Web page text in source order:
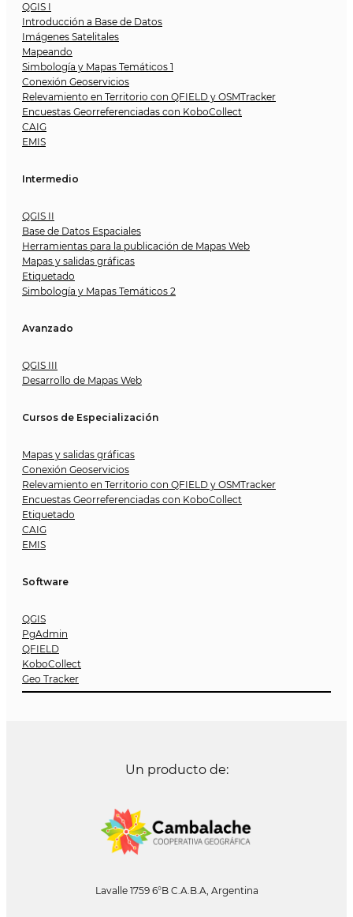
QGIS I
Introducción a Base de Datos
Imágenes Satelitales
Mapeando
Simbología y Mapas Temáticos 1
Conexión Geoservicios
Relevamiento en Territorio con QFIELD y OSMTracker
Encuestas Georreferenciadas con KoboCollect
CAIG
EMIS
Intermedio
QGIS II
Base de Datos Espaciales
Herramientas para la publicación de Mapas Web
Mapas y salidas gráficas
Etiquetado
Simbología y Mapas Temáticos 2
Avanzado
QGIS III
Desarrollo de Mapas Web
Cursos de Especialización
Mapas y salidas gráficas
Conexión Geoservicios
Relevamiento en Territorio con QFIELD y OSMTracker
Encuestas Georreferenciadas con KoboCollect
Etiquetado
CAIG
EMIS
Software
QGIS
PgAdmin
QFIELD
KoboCollect
Geo Tracker
Un producto de:
Lavalle 1759 6°B C.A.B.A, Argentina